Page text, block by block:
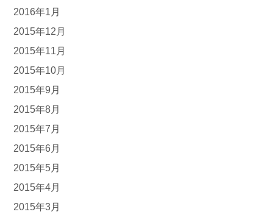
2016年1月
2015年12月
2015年11月
2015年10月
2015年9月
2015年8月
2015年7月
2015年6月
2015年5月
2015年4月
2015年3月